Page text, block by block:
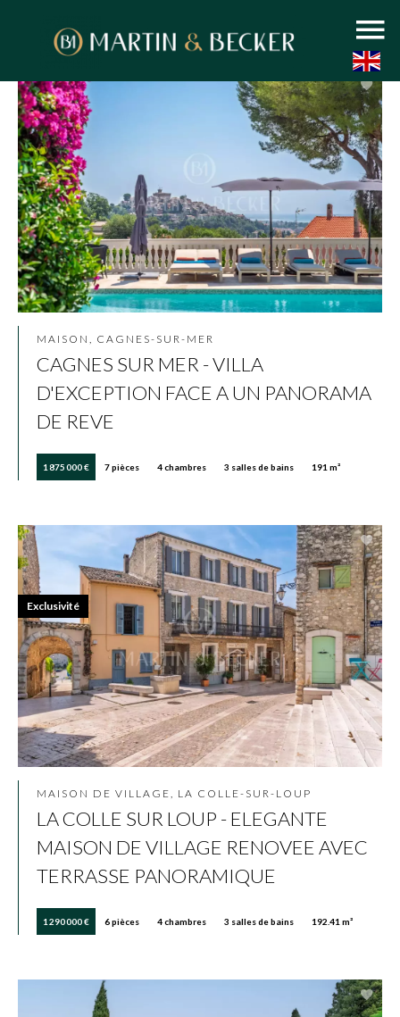
MAISON, CAGNES-SUR-MER
CAGNES SUR MER - VILLA
D'EXCEPTION FACE A UN PANORAMA
DE REVE
1 875 000 € 7 pièces 4 chambres 3 salles de bains 191 m²
MAISON DE VILLAGE, LA COLLE-SUR-LOUP
LA COLLE SUR LOUP - ELEGANTE
MAISON DE VILLAGE RENOVEE AVEC
TERRASSE PANORAMIQUE
1 290 000 € 6 pièces 4 chambres 3 salles de bains 192.41 m²
Exclusivité